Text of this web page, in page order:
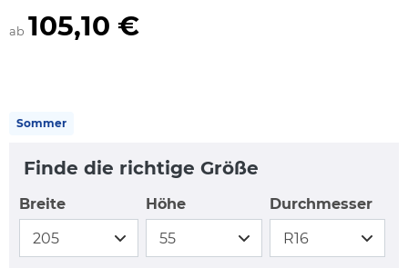
ab 105,10 €
Sommer
Finde die richtige Größe
Breite Höhe Durchmesser